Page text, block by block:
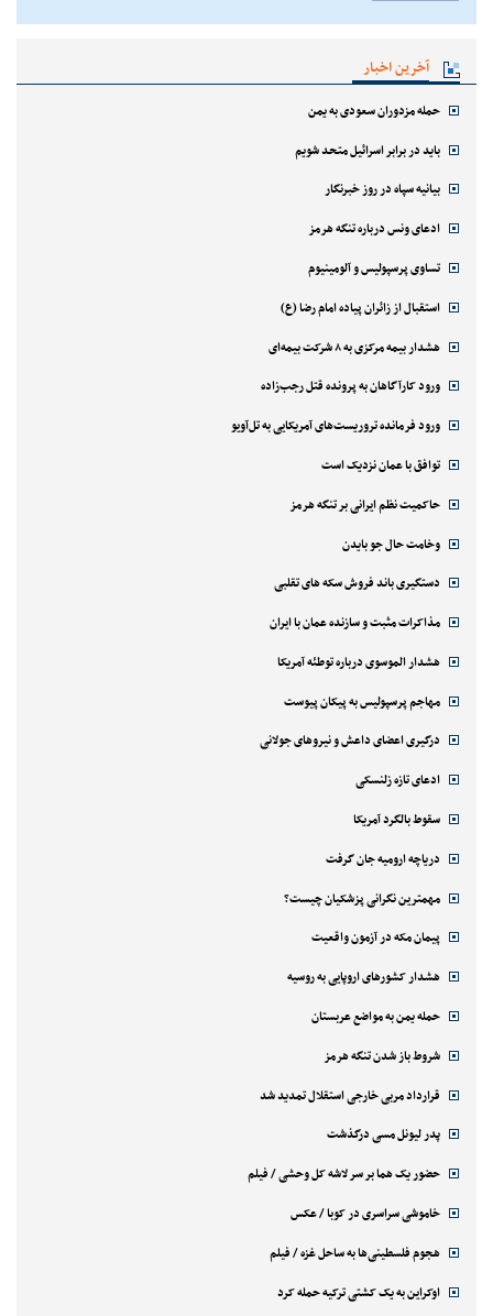
آخرین اخبار
حمله مزدوران سعودی به یمن
باید در برابر اسرائیل متحد شویم
بیانیه سپاه در روز خبرنگار
ادعای ونس درباره تنگه هرمز
تساوی پرسپولیس و آلومینیوم
استقبال از زائران پیاده امام رضا (ع)
هشدار بیمه مرکزی به ۸ شرکت بیمه‌ای
ورود کارآگاهان به پرونده قتل رجب‌زاده
ورود فرمانده تروریست‌های آمریکایی به تل‌آویو
توافق با عمان نزدیک است
حاکمیت نظم ایرانی بر تنگه هرمز
وخامت حال جو بایدن
دستگیری باند فروش سکه های تقلبی
مذاکرات مثبت و سازنده عمان با ایران
هشدار الموسوی درباره توطئه آمریکا
مهاجم پرسپولیس به پیکان پیوست
درگیری اعضای داعش و نیروهای جولانی
ادعای تازه زلنسکی
سقوط بالگرد آمریکا
دریاچه ارومیه جان گرفت
مهمترین نگرانی پزشکیان چیست؟
پیمان مکه در آزمون واقعیت
هشدار کشورهای اروپایی به روسیه
حمله یمن به مواضع عربستان
شروط باز شدن تنگه هرمز
قرارداد مربی خارجی استقلال تمدید شد
پدر لیونل مسی درگذشت
حضور یک هما بر سر لاشه‌ کل وحشی / فیلم
خاموشی سراسری در کوبا / عکس
هجوم فلسطینی‌ها به ساحل غزه / فیلم
اوکراین به یک کشتی ترکیه حمله کرد